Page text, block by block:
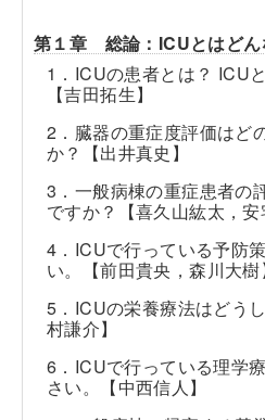
第１章 総論：ICUとはどん
1．ICUの患者とは？ ICU
【吉田拓生】
2．臓器の重症度評価はど
か？【出井真史】
3．一般病棟の重症患者の
ですか？【喜久山紘太，安
4．ICUで行っている予防
い。【前田貴央，森川大樹
5．ICUの栄養療法はどう
村謙介】
6．ICUで行っている理学
さい。【中西信人】